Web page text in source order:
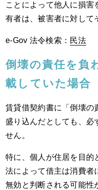
ことによって他人に損害
有者は、被害者に対して
e-Gov 法令検索： 民法
倒壊の責任を負
載していた場合
賃貸借契約書に「倒壊の
盛り込んだとしても、必
せん。
特に、個人が住居を目的
法によって借主は消費者
無効と判断される可能性